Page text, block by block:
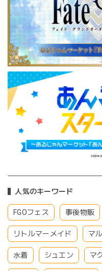
人気のキーワード
FGOフェス 事後物販
リトルマーメイド マ
水着 シュエン マ